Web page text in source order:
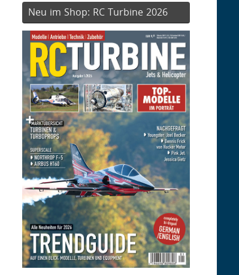
Neu im Shop: RC Turbine 2026